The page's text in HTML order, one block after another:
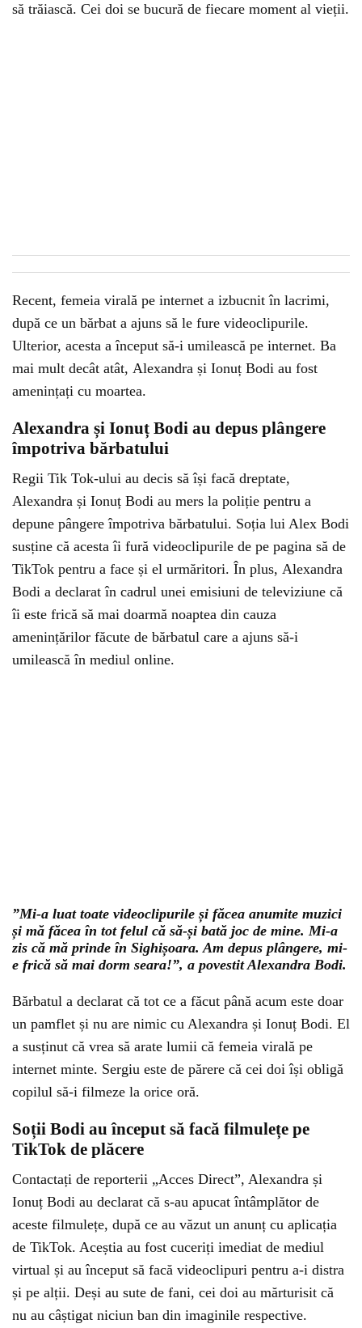
să trăiască. Cei doi se bucură de fiecare moment al vieții.
Recent, femeia virală pe internet a izbucnit în lacrimi,
după ce un bărbat a ajuns să le fure videoclipurile.
Ulterior, acesta a început să-i umilească pe internet. Ba
mai mult decât atât, Alexandra și Ionuț Bodi au fost
amenințați cu moartea.
Alexandra și Ionuț Bodi au depus plângere
împotriva bărbatului
Regii Tik Tok-ului au decis să își facă dreptate,
Alexandra și Ionuț Bodi au mers la poliție pentru a
depune pângere împotriva bărbatului. Soția lui Alex Bodi
susține că acesta îi fură videoclipurile de pe pagina să de
TikTok pentru a face și el urmăritori. În plus, Alexandra
Bodi a declarat în cadrul unei emisiuni de televiziune că
îi este frică să mai doarmă noaptea din cauza
amenințărilor făcute de bărbatul care a ajuns să-i
umilească în mediul online.
”Mi-a luat toate videoclipurile și făcea anumite muzici
și mă făcea în tot felul că să-și bată joc de mine. Mi-a
zis că mă prinde în Sighișoara. Am depus plângere, mi-
e frică să mai dorm seara!”, a povestit Alexandra Bodi.
Bărbatul a declarat că tot ce a făcut până acum este doar
un pamflet și nu are nimic cu Alexandra și Ionuț Bodi. El
a susținut că vrea să arate lumii că femeia virală pe
internet minte. Sergiu este de părere că cei doi își obligă
copilul să-i filmeze la orice oră.
Soții Bodi au început să facă filmulețe pe
TikTok de plăcere
Contactați de reporterii „Acces Direct”, Alexandra și
Ionuț Bodi au declarat că s-au apucat întâmplător de
aceste filmulețe, după ce au văzut un anunț cu aplicația
de TikTok. Aceștia au fost cuceriți imediat de mediul
virtual și au început să facă videoclipuri pentru a-i distra
și pe alții. Deși au sute de fani, cei doi au mărturisit că
nu au câștigat niciun ban din imaginile respective.